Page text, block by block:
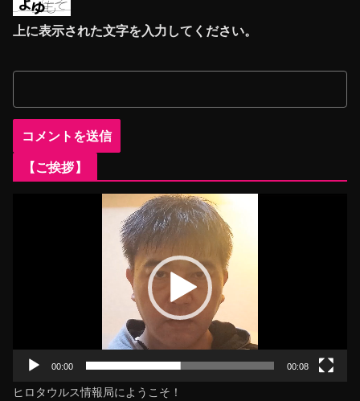
上に表示された文字を入力してください。
【ご挨拶】
00:00 00:08
ヒロタウルス情報局にようこそ！